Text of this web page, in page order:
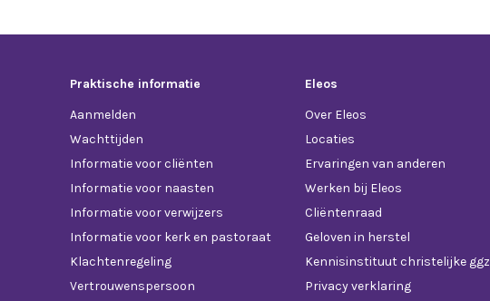
Praktische informatie
Aanmelden
Wachttijden
Informatie voor cliënten
Informatie voor naasten
Informatie voor verwijzers
Informatie voor kerk en pastoraat
Klachtenregeling
Vertrouwenspersoon
Eleos
Over Eleos
Locaties
Ervaringen van anderen
Werken bij Eleos
Cliëntenraad
Geloven in herstel
Kennisinstituut christelijke ggz
Privacy verklaring